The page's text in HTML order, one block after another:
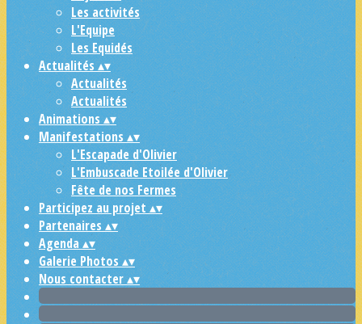
Les activités
L'Equipe
Les Equidés
Actualités▴▾
Actualités
Actualités
Animations▴▾
Manifestations▴▾
L'Escapade d'Olivier
L'Embuscade Etoilée d'Olivier
Fête de nos Fermes
Participez au projet▴▾
Partenaires▴▾
Agenda▴▾
Galerie Photos▴▾
Nous contacter▴▾